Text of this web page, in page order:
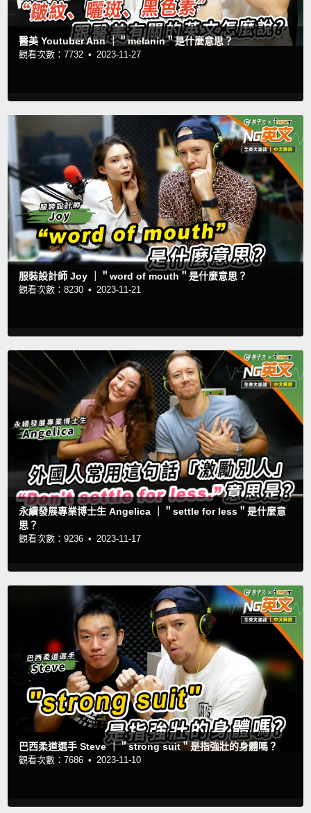
醫美 Youtuber Ann ｜＂melanin＂是什麼意思？
觀看次數：7732 • 2023-11-27
服裝設計師 Joy ｜＂word of mouth＂是什麼意思？
觀看次數：8230 • 2023-11-21
永續發展專業博士生 Angelica ｜＂settle for less＂是什麼意
思？
觀看次數：9236 • 2023-11-17
巴西柔道選手 Steve ｜＂strong suit＂是指強壯的身體嗎？
觀看次數：7686 •2023-11-10